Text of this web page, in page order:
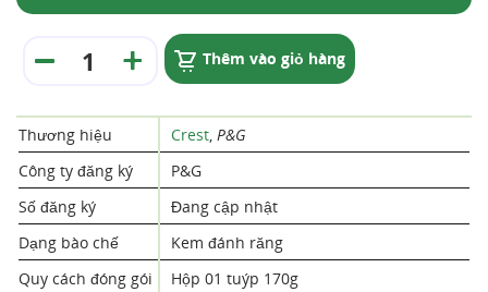
Thêm vào giỏ hàng
Thương hiệu Crest, P&G
Công ty đăng ký
P&G
Số đăng ký
Đang cập nhật
Dạng bào chế
Kem đánh răng
Quy cách đóng gói
Hộp 01 tuýp 170g